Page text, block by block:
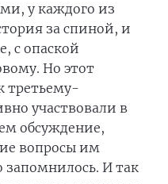
у каждого из
за спиной, и
с опаской
Но этот
третьему-
участвовали в
обсуждение,
вопросы им
запомнилось. И так